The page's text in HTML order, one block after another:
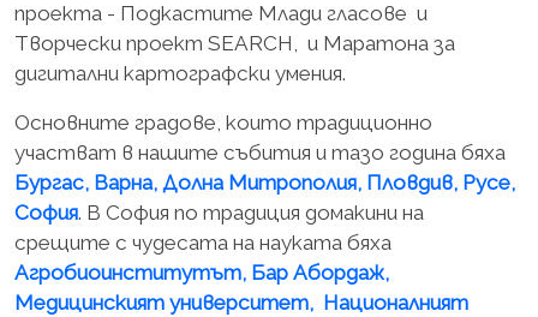
проекта - Подкастите Млади гласове и
Творчески проект SEARCH, и Маратона за
дигитални картографски умения.
Основните градове, които традиционно
участват в нашите събития и тазо година бяха
Бургас, Варна, Долна Митрополия, Пловдив, Русе,
София. В София по традиция домакини на
срещите с чудесата на науката бяха
Агробиоинститутът, Бар Абордаж,
Медицинският университет, Националният